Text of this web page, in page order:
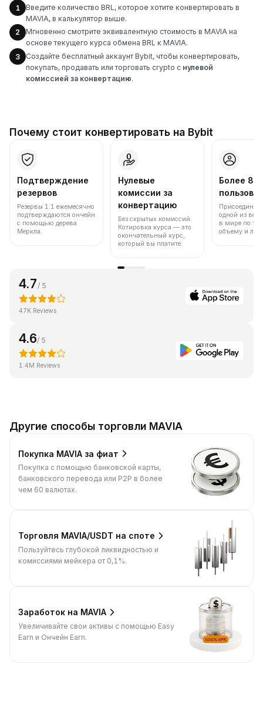
1
Введите количество BRL, которое хотите конвертировать в
MAVIA, в калькулятор выше.
2
Мгновенно смотрите эквивалентную стоимость в MAVIA на
основе текущего курса обмена BRL к MAVIA.
3
Создайте бесплатный аккаунт Bybit, чтобы конвертировать,
покупать, продавать или торговать crypto с нулевой
комиссией за конвертацию.
Почему стоит конвертировать на Bybit
Подтверждение
резервов
Резервы 1:1 ежемесячно
подтверждаются ончейн
с помощью дерева
Меркла.
Нулевые
комиссии за
конвертацию
Без скрытых комиссий.
Котировка курса — это
окончательный курс,
который вы платите.
Более 86
одной из
в мире по
объему и
4.7 / 5
47K Reviews
4.6/ 5
1.4M Reviews
Другие способы торговли MAVIA
Покупка MAVIA за фиат
Покупка с помощью банковской карты,
банковского перевода или P2P в более
чем 60 валютах.
Торговля MAVIA/USDT на споте
Пользуйтесь глубокой ликвидностью и
комиссиями мейкера от 0,1%.
Заработок на MAVIA
Увеличивайте свои активы с помощью Easy
Earn и Ончейн Earn.